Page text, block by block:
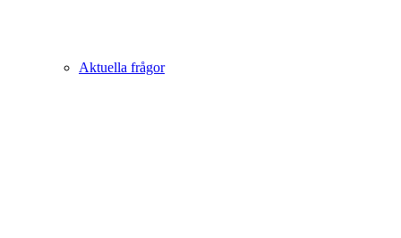
Aktuella frågor